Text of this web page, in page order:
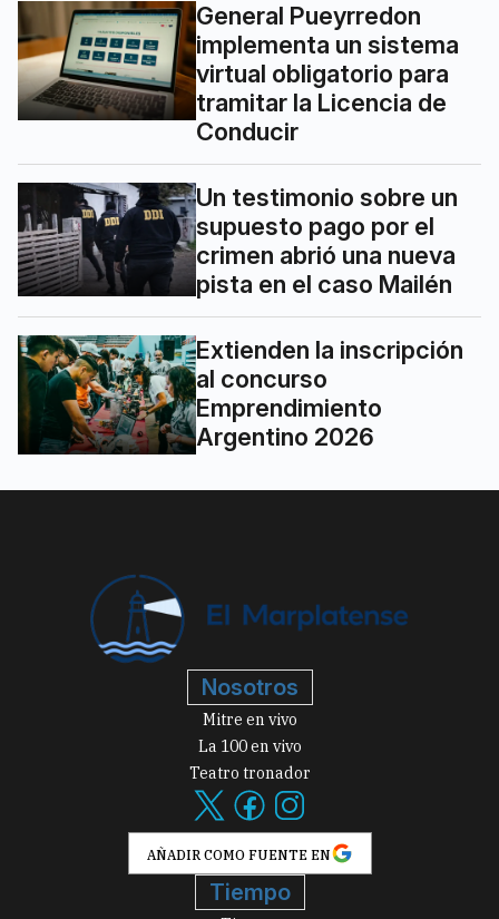
General Pueyrredon
implementa un sistema
virtual obligatorio para
tramitar la Licencia de
Conducir
Un testimonio sobre un
supuesto pago por el
crimen abrió una nueva
pista en el caso Mailén
Extienden la inscripción
al concurso
Emprendimiento
Argentino 2026
Nosotros
Mitre en vivo
La 100 en vivo
Teatro tronador
AÑADIR COMO FUENTE EN
Tiempo